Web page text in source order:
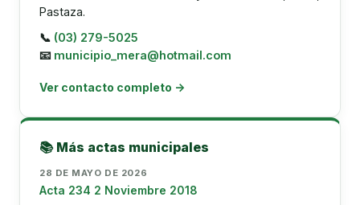
Pastaza.
📞 (03) 279-5025
📧 municipio_mera@hotmail.com
Ver contacto completo →
📚 Más actas municipales
28 DE MAYO DE 2026
Acta 234 2 Noviembre 2018